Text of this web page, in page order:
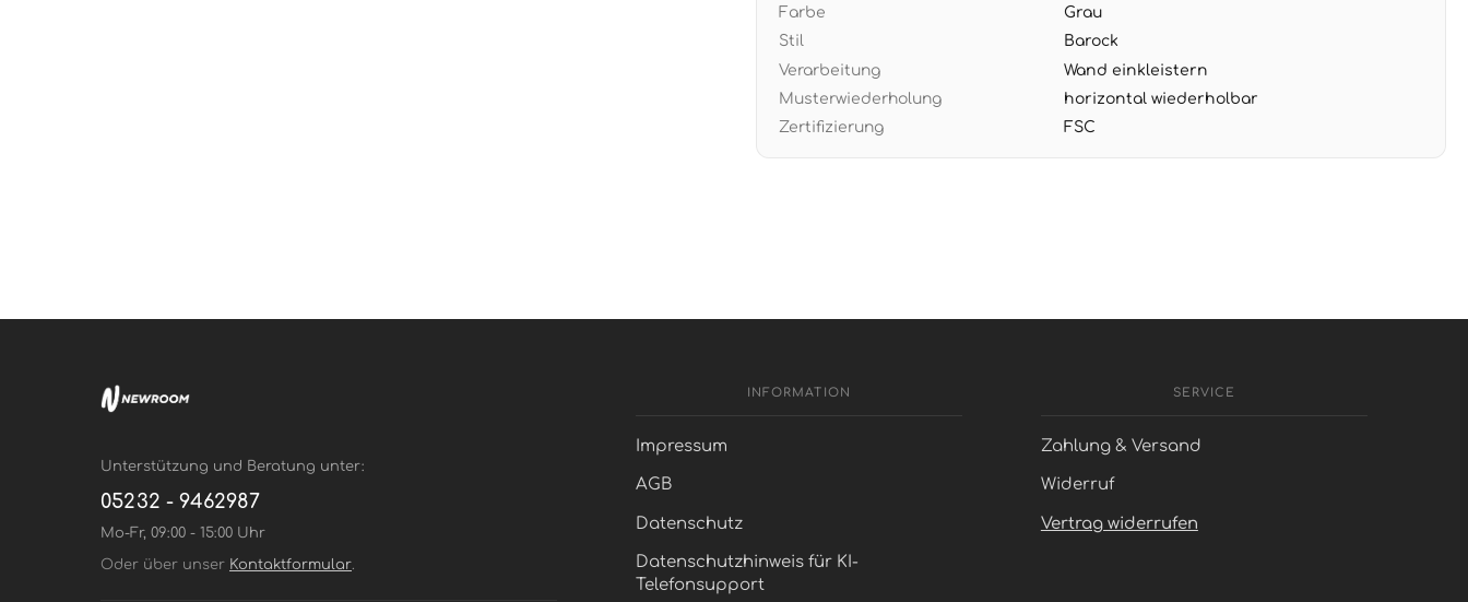
Verarbeitung und restlos trocken abziehbar bei Renovierung oder
Umgestaltung
Farbe
Grau
Stil
Barock
Verarbeitung
Wand einkleistern
Musterwiederholung
horizontal wiederholbar
Zertifizierung
FSC
Unterstützung und Beratung unter:
05232 - 9462987
Mo-Fr, 09:00 - 15:00 Uhr
Oder über unser Kontaktformular.
INFORMATION
Impressum
AGB
Datenschutz
Datenschutzhinweis für KI-
Telefonsupport
SERVICE
Zahlung & Versand
Widerruf
Vertrag widerrufen